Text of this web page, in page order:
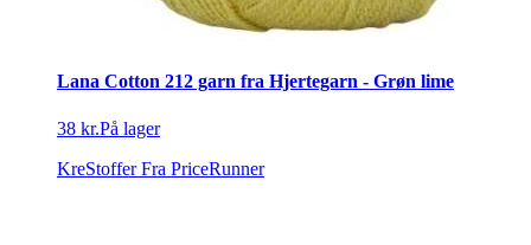
Lana Cotton 212 garn fra Hjertegarn - Grøn lime
38 kr.På lager
KreStoffer Fra PriceRunner